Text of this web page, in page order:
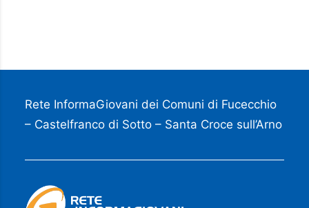
Rete InformaGiovani dei Comuni di Fucecchio
– Castelfranco di Sotto – Santa Croce sull’Arno